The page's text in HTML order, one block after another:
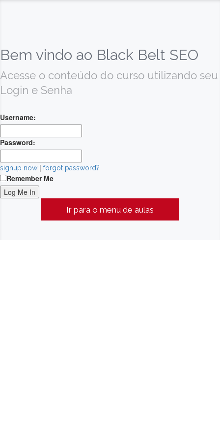
Bem vindo ao Black Belt SEO
Acesse o conteúdo do curso utilizando seu
Login e Senha
Username:
Password:
signup now | forgot password?
Remember Me
Ir para o menu de aulas